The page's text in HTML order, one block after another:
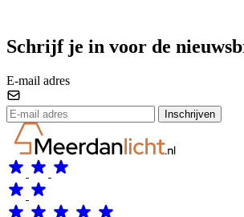
Schrijf je in voor de
E-mail adres
Inschrijven